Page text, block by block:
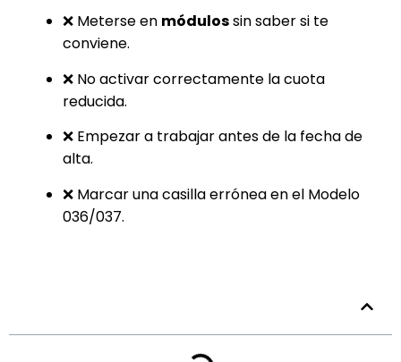
❌ Meterse en módulossin saber si te
conviene.
❌ No activar correctamente la cuota
reducida.
❌ Empezar a trabajar antes de la fecha de
alta.
❌ Marcar una casilla errónea en el Modelo
036/037.